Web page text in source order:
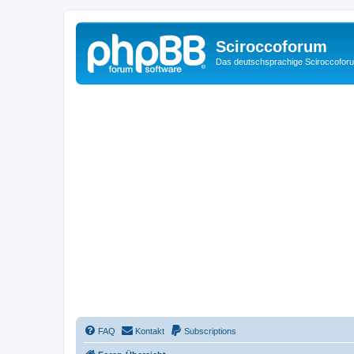
Sciroccoforum
Das deutschsprachige
FAQ Kontakt Subscriptions